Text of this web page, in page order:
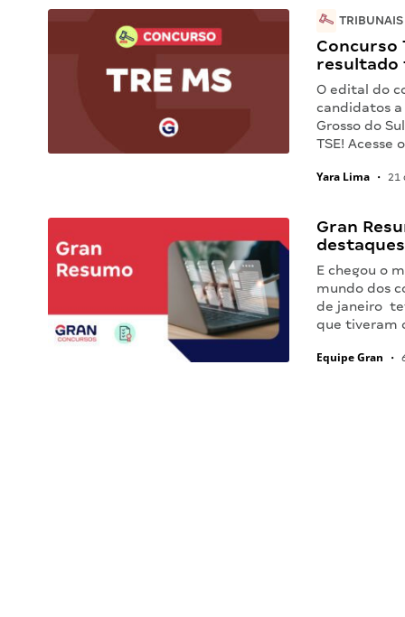
TRIBUNAIS
Concurso
resultado
O edital do
candidatos a
Grosso do
TSE! Acesse
Yara Lima • 21
Gran
E chegou o
mundo dos
de janeiro
que tiveram
Equipe Gran •